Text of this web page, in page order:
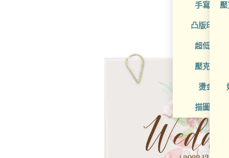
手寫風喜
凸版印刷
超低價喜
壓克力喜
燙金喜帖
描圖紙喜